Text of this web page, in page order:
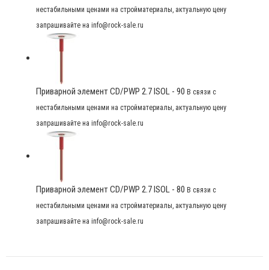
нестабильными ценами на стройматериалы, актуальную цену
запрашивайте на info@rock-sale.ru
Приварной элемент CD/PWP 2.7 ISOL - 90 В связи с
нестабильными ценами на стройматериалы, актуальную цену
запрашивайте на info@rock-sale.ru
Приварной элемент CD/PWP 2.7 ISOL - 80 В связи с
нестабильными ценами на стройматериалы, актуальную цену
запрашивайте на info@rock-sale.ru